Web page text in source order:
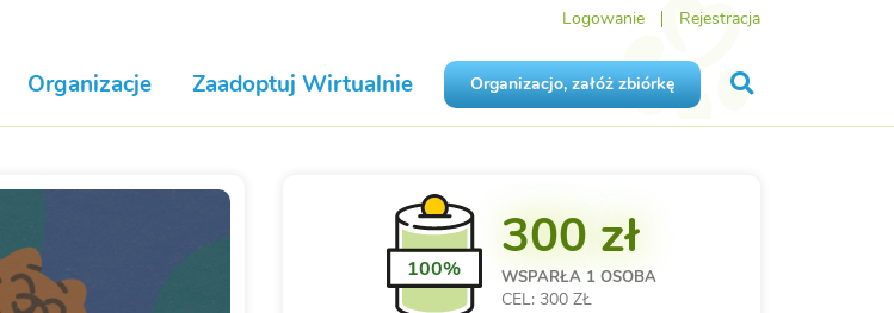
Logowanie Rejestracja
Organizacje Zaadoptuj Wirtualnie Organizacjo, załóż zbiórkę
100%
300 zł
WSPARŁA 1 OSOBA
CEL: 300 ZŁ